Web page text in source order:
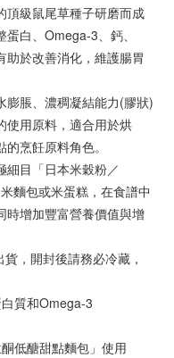
頂級鼠尾草種子研磨而成
白、Omega-3、鈣、
於改善消化，維護腸胃
膨脹、濃稠凝結能力(膠狀)
使用原料，適合用於烘
烹飪原料角色。
細目「日本米穀粉／
麵包或米蛋糕，在食譜中
時增加豐富營養價值與增
，開封後請務必冷藏，
質和Omega-3
低醣甜點麵包」使用